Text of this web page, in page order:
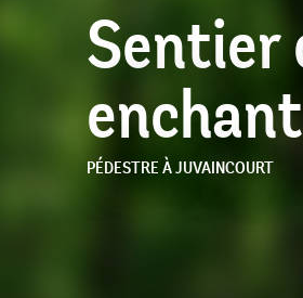
Sentier
PÉDESTRE À JUVAINCOURT